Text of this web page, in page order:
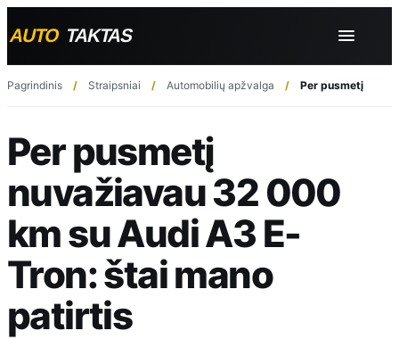
Pagrindinis Straipsniai Automobilių apžvalga Per pusmetį
Per pusmetį
nuvažiavau 32 000
km su Audi A3 E-
Tron: štai mano
patirtis